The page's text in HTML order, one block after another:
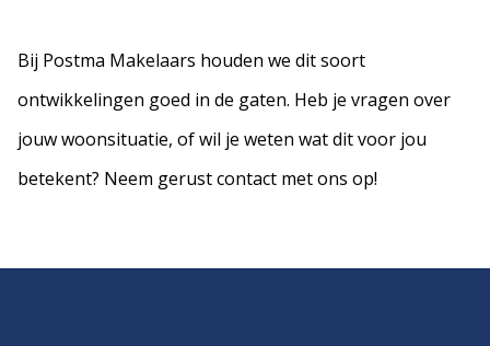
Bij Postma Makelaars houden we dit soort
ontwikkelingen goed in de gaten. Heb je vragen over
jouw woonsituatie, of wil je weten wat dit voor jou
betekent? Neem gerust contact met ons op!